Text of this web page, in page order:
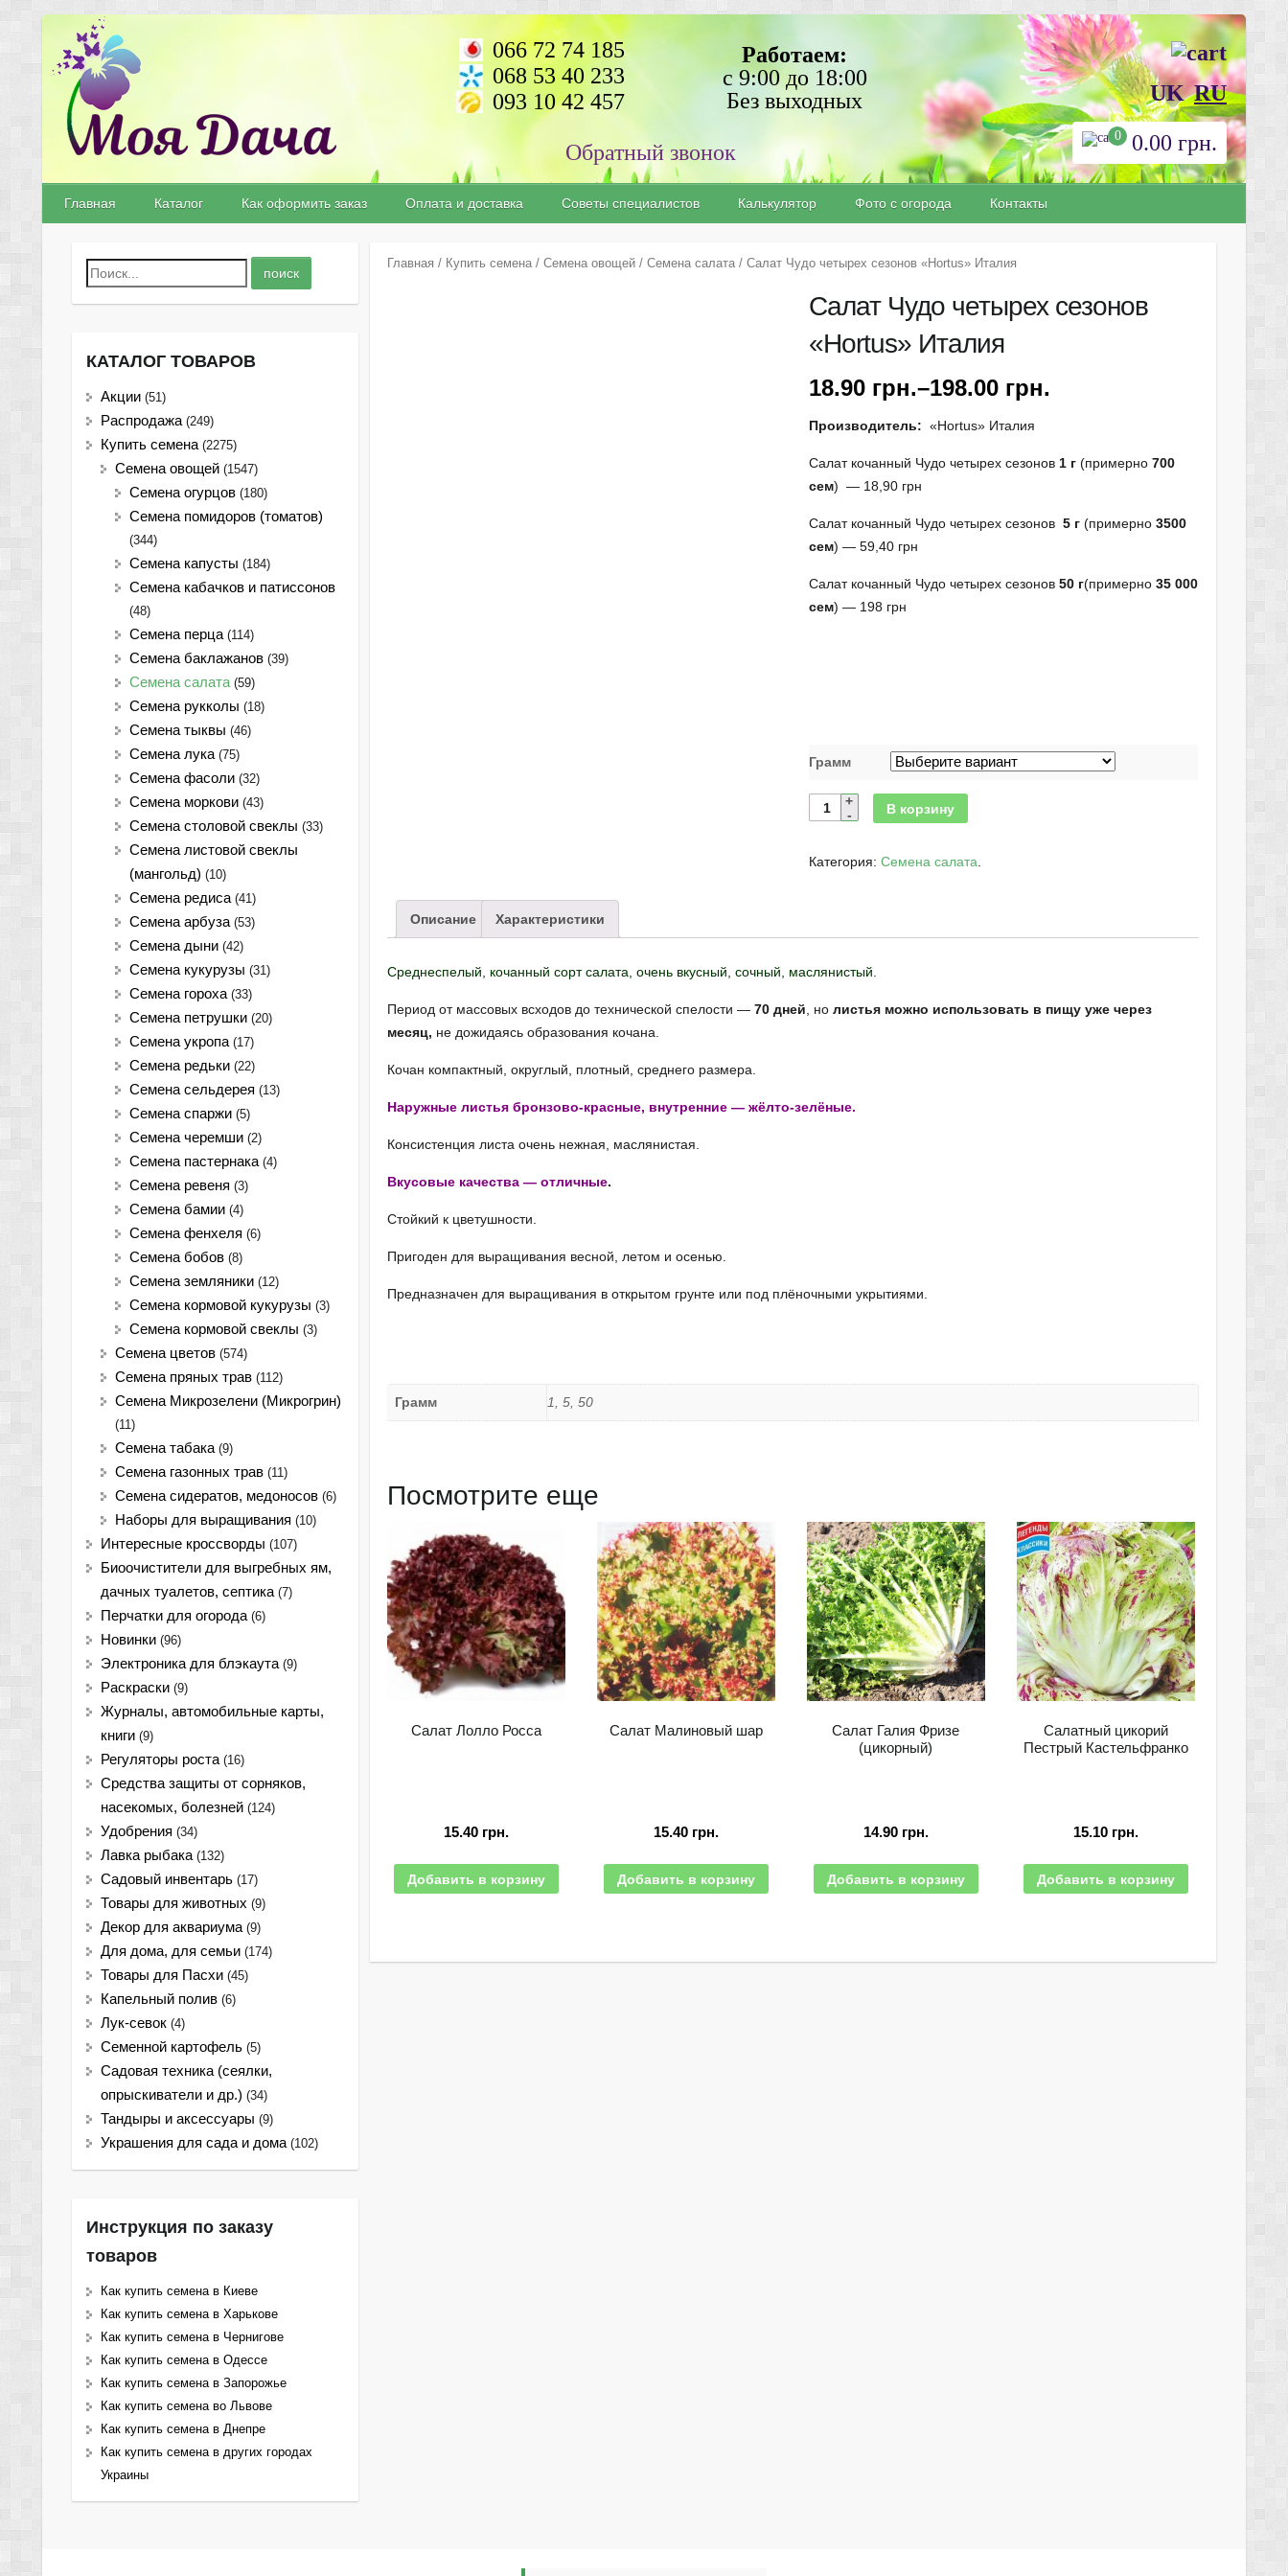
066 72 74 185
068 53 40 233
093 10 42 457
Работаем:
с 9:00 до 18:00
Без выходных
UK RU
0 0.00 грн.
Главная Каталог Как оформить заказ Оплата и доставка Советы специалистов Калькулятор Фото с огорода Контакты
Главная / Купить семена/ Семена овощей/ Семена салата/ Салат Чудо четырех сезонов «Ноrtus» Италия
Салат Чудо четырех сезонов
«Ноrtus» Италия
18.90 грн.–198.00 грн.
Производитель:«Ноrtus» Италия
Салат кочанный Чудо четырех сезонов 1 г(примерно 700
сем) — 18,90 грн
Салат кочанный Чудо четырех сезонов 5 г(примерно 3500
сем) — 59,40 грн
Салат кочанный Чудо четырех сезонов50 г(примерно35 000
сем) — 198 грн
Грамм
В корзину
Категория:Семена салата
Описание Характеристики
Среднеспелый, кочанный сортсалата , очень вкусный, сочный, маслянистый.
Период от массовых всходов до технической спелости — 70 дней , нолистья можно использовать в пищу уже через
месяц, не дожидаясь образования кочана.
Кочан компактный, округлый, плотный, среднего размера.
Наружные листья бронзово-красные, внутренние — жёлто-зелёные.
Консистенция листа очень нежная, маслянистая.
Вкусовые качества — отличные.
Стойкий к цветушности.
Пригоден для выращивания весной, летом и осенью.
Предназначен для выращивания в открытом грунте или под плёночными укрытиями.
Грамм 1, 5, 50
Посмотрите еще
Салат Лолло Росса
15.40 грн.
Добавить в корзину
Салат Малиновый шар
15.40 грн.
Добавить в корзину
Салат Галия Фризе
(цикорный)
14.90 грн.
Добавить в корзину
Салатный цикорий
Пестрый Кастельфранко
15.10 грн.
Добавить в корзину
КАТАЛОГ ТОВАРОВ
Акции (51)
Распродажа (249)
Купить семена (2275)
Семена овощей (1547)
Семена огурцов (180)
Семена помидоров (томатов)
(344)
Семена капусты (184)
Семена кабачков и патиссонов
(48)
Семена перца (114)
Семена баклажанов (39)
Семена салата (59)
Семена рукколы (18)
Семена тыквы (46)
Семена лука (75)
Cемена фасоли (32)
Семена моркови (43)
Семена столовой свеклы (33)
Семена листовой свеклы
(мангольд) (10)
Семена редиса (41)
Семена арбуза (53)
Семена дыни (42)
Семена кукурузы (31)
Семена гороха (33)
Семена петрушки (20)
Семена укропа (17)
Семена редьки (22)
Семена сельдерея (13)
Семена спаржи (5)
Семена черемши (2)
Семена пастернака (4)
Семена ревеня (3)
Семена бамии (4)
Семена фенхеля (6)
Семена бобов (8)
Семена земляники (12)
Семена кормовой кукурузы (3)
Семена кормовой свеклы (3)
Семена цветов (574)
Семена пряных трав (112)
Семена Микрозелени (Микрогрин)
(11)
Семена табака (9)
Семена газонных трав (11)
Семена сидератов, медоносов (6)
Наборы для выращивания (10)
Интересные кроссворды (107)
Биоочистители для выгребных ям,
дачных туалетов, септика (7)
Перчатки для огорода (6)
Новинки (96)
Электроника для блэкаута (9)
Раскраски (9)
Журналы, автомобильные карты,
книги (9)
Регуляторы роста (16)
Средства защиты от сорняков,
насекомых, болезней (124)
Удобрения (34)
Лавка рыбака (132)
Садовый инвентарь (17)
Товары для животных (9)
Декор для аквариума (9)
Для дома, для семьи (174)
Товары для Пасхи (45)
Капельный полив (6)
Лук-севок (4)
Семенной картофель (5)
Садовая техника (сеялки,
опрыскиватели и др.) (34)
Тандыры и аксессуары (9)
Украшения для сада и дома (102)
Инструкция по заказу
товаров
Как купить семена в Киеве
Как купить семена в Харькове
Как купить семена в Чернигове
Как купить семена в Одессе
Как купить семена в Запорожье
Как купить семена во Львове
Как купить семена в Днепре
Как купить семена в других городах
Украины